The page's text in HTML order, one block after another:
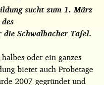
sucht zum 1. März
Schwalbacher Tafel.
oder ein ganzes
bietet auch Probetage
2007 gegründet und